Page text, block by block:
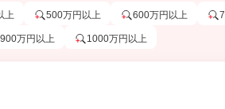
上 500万円以上 600万円以上
900万円以上 1000万円以上